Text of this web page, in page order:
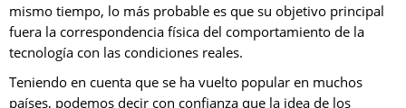
mismo tiempo, lo más probable es que su objetivo principal
fuera la correspondencia física del comportamiento de la
tecnología con las condiciones reales.
Teniendo en cuenta que se ha vuelto popular en muchos
países, podemos decir con confianza que la idea de los